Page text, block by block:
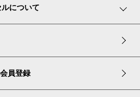
について
員登録